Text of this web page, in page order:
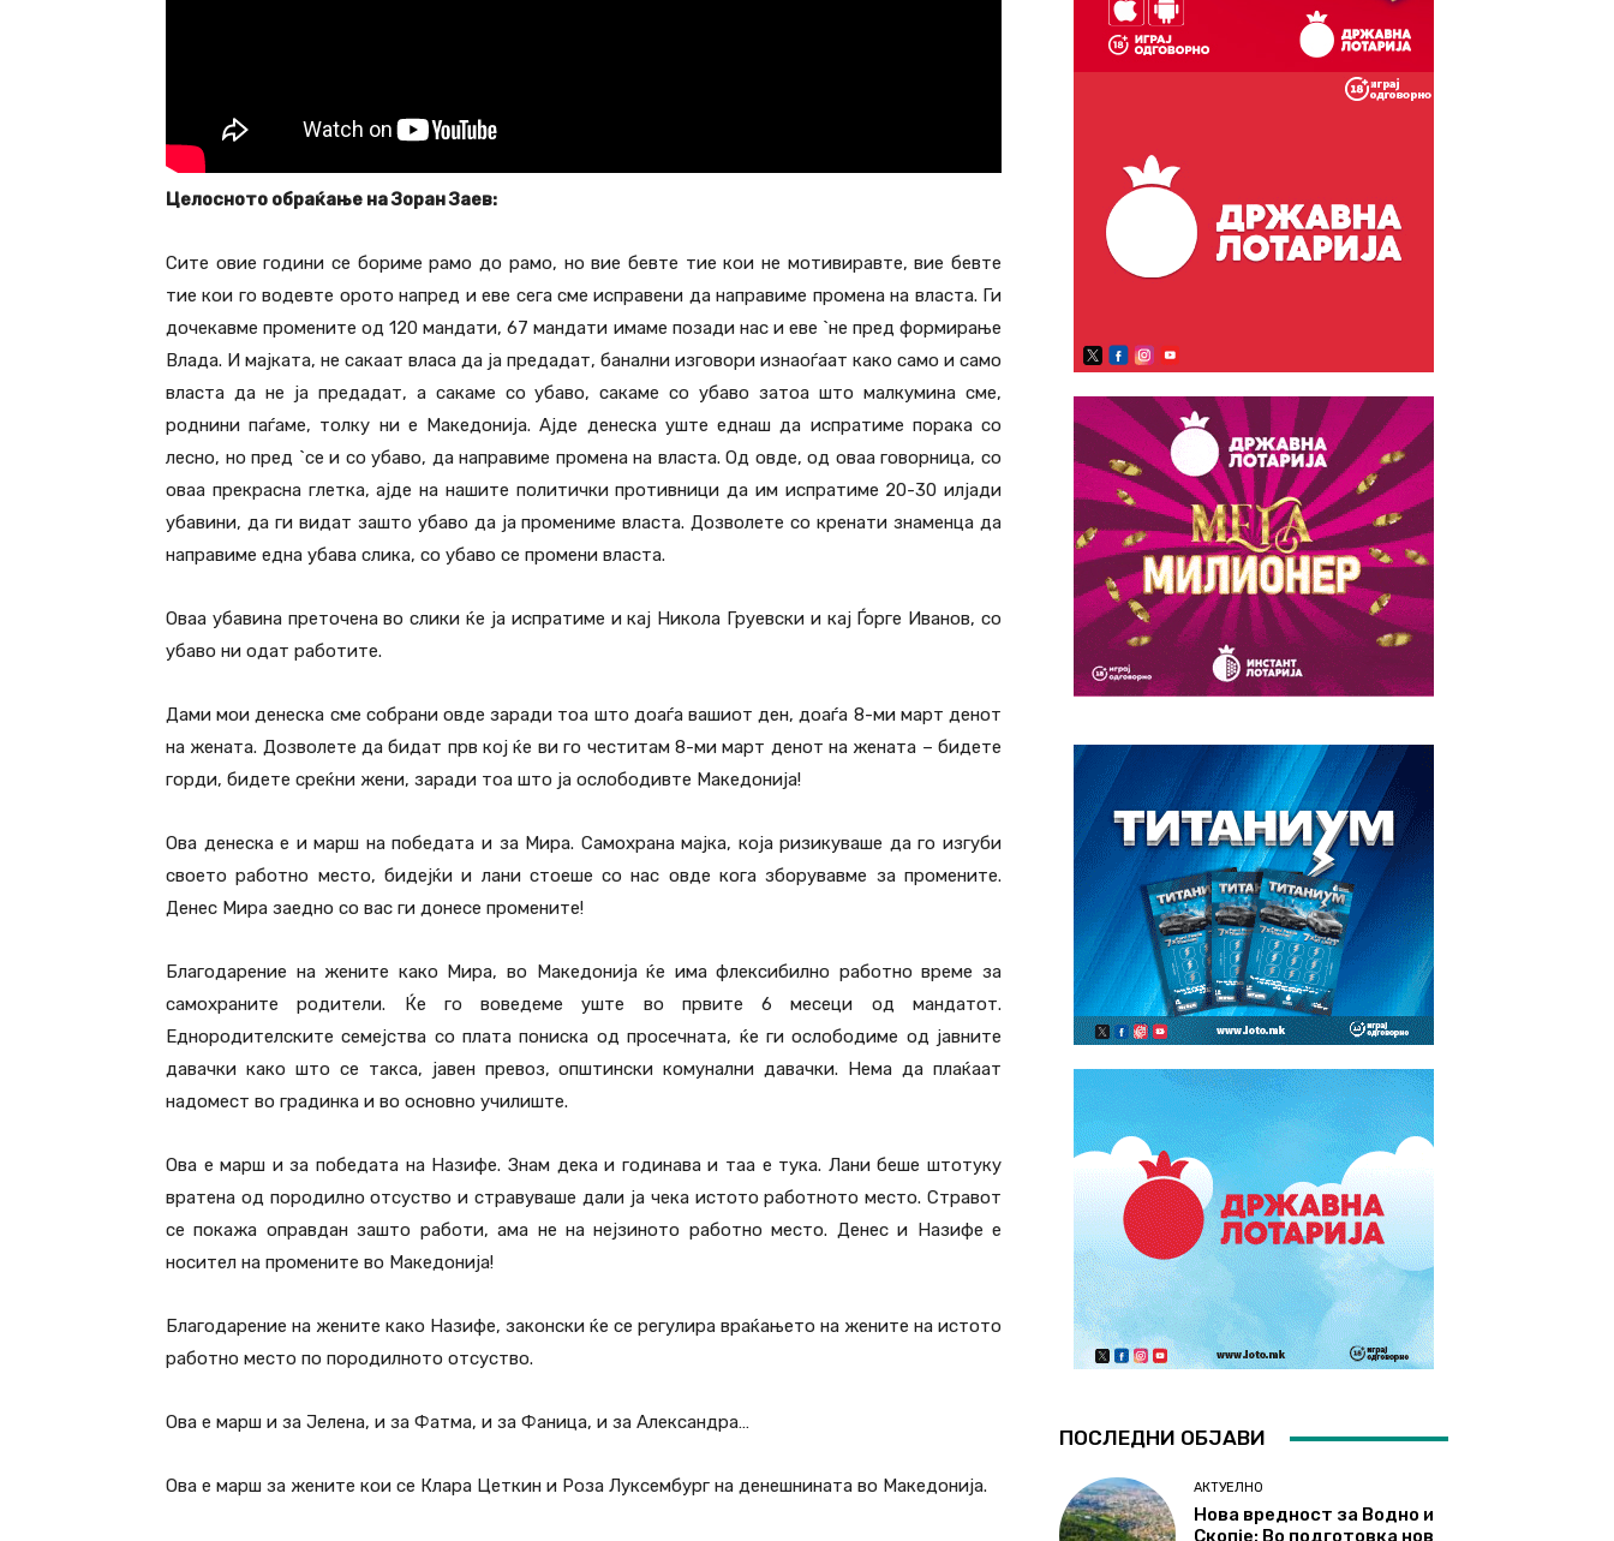
Целосното обраќање на Зоран Заев:
Сите овие години се бориме рамо до рамо, но вие бевте тие кои не мотивиравте, вие бевте
тие кои го водевте орото напред и еве сега сме исправени да направиме промена на власта. Ги
дочекавме промените од 120 мандати, 67 мандати имаме позади нас и еве `не пред формирање
Влада. И мајката, не сакаат власа да ја предадат, банални изговори изнаоѓаат како само и само
власта да не ја предадат, а сакаме со убаво, сакаме со убаво затоа што малкумина сме,
роднини паѓаме, толку ни е Македонија. Ајде денеска уште еднаш да испратиме порака со
лесно, но пред `се и со убаво, да направиме промена на власта. Oд овде, од оваа говорница, со
оваа прекрасна глетка, ајде на нашите политички противници да им испратиме 20-30 илјади
убавини, да ги видат зашто убаво да ја промениме власта. Дозволете со кренати знаменца да
направиме една убава слика, со убаво се промени власта.
Oваа убавина преточена во слики ќе ја испратиме и кај Никола Груевски и кај Ѓорге Иванов, со
убаво ни одат работите.
Дами мои денеска сме собрани овде заради тоа што доаѓа вашиот ден, доаѓа 8-ми март денот
на жената. Дозволете да бидат прв кој ќе ви го честитам 8-ми март денот на жената – бидете
горди, бидете среќни жени, заради тоа што ја ослободивте Македонија!
Ова денеска е и марш на победата и за Мира. Самохрана мајка, која ризикуваше да го изгуби
своето работно место, бидејќи и лани стоеше со нас овде кога зборувавме за промените.
Денес Мира заедно со вас ги донесе промените!
Благодарение на жените како Мира, во Македонија ќе има флексибилно работно време за
самохраните родители. Ќе го воведеме уште во првите 6 месеци од мандатот.
Еднородителските семејства со плата пониска од просечната, ќе ги ослободиме од јавните
давачки како што се такса, јавен превоз, општински комунални давачки. Нема да плаќаат
надомест во градинка и во основно училиште.
Ова е марш и за победата на Назифе. Знам дека и годинава и таа е тука. Лани беше штотуку
вратена од породилно отсуство и стравуваше дали ја чека истото работното место. Стравот
се покажа оправдан зашто работи, ама не на нејзиното работно место. Денес и Назифе е
носител на промените во Македонија!
Благодарение на жените како Назифе, законски ќе се регулира враќањето на жените на истото
работно место по породилното отсуство.
Ова е марш и за Јелена, и за Фатма, и за Фаница, и за Александра…
Ова е марш за жените кои се Клара Цеткин и Роза Луксембург на денешнината во Македонија.
ПОСЛЕДНИ ОБЈАВИ
АКТУЕЛНО
Нова вредност за Водно и
Скопје: Во подготовка нов